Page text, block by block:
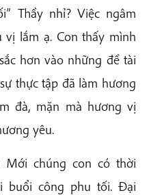
Thầy nhỉ? Việc ngâm
lắm ạ. Con thấy mình
hơn vào những đề tài
thực tập đã làm hương
đà, mặn mà hương vị
yêu.
Mới chúng con có thời
buổi công phu tối. Đại